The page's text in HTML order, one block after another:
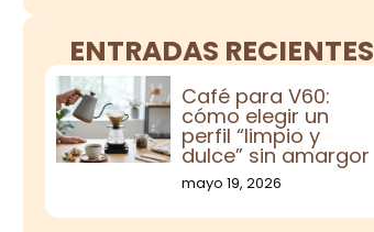
ENTRADAS RECIENTES
Café para V60:
cómo elegir un
perfil “limpio y
dulce” sin amargor
mayo 19, 2026